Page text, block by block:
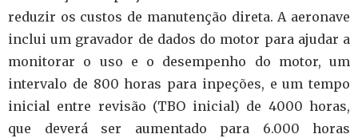
reduzir os custos de manutenção direta. A aeronave
inclui um gravador de dados do motor para ajudar a
monitorar o uso e o desempenho do motor, um
intervalo de 800 horas para inpeções, e um tempo
inicial entre revisão (TBO inicial) de 4000 horas,
que deverá ser aumentado para 6.000 horas